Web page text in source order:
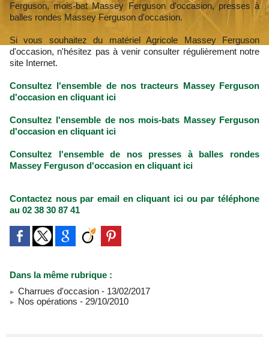
Ferguson, mois-bat Massey Ferguson d'occasion, presses à
balles rondes Massey Ferguson d'occasion.
Si vous souhaitez du matériel Agricole Massey Ferguson
d'occasion, n'hésitez pas à venir consulter régulièrement notre
site Internet.
Consultez l'ensemble de nos tracteurs Massey Ferguson
d'occasion en cliquant ici
Consultez l'ensemble de nos mois-bats Massey Ferguson
d'occasion en cliquant ici
Consultez l'ensemble de nos presses à balles rondes
Massey Ferguson d'occasion en cliquant ici
Contactez nous par email en cliquant ici ou par téléphone
au 02 38 30 87 41
Dans la même rubrique :
Charrues d'occasion - 13/02/2017
Nos opérations - 29/10/2010